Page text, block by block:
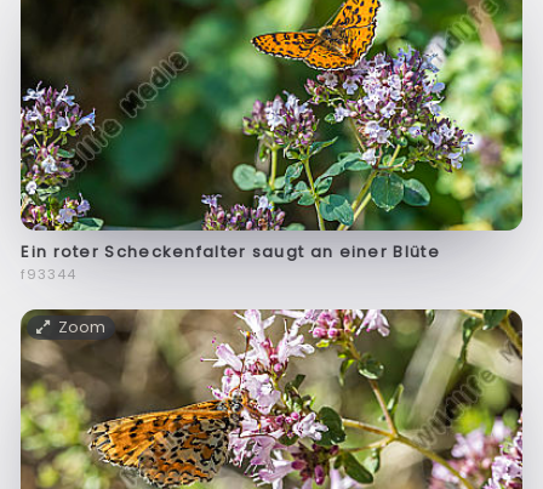
Ein roter Scheckenfalter saugt an einer Blüte
f93344
Zoom